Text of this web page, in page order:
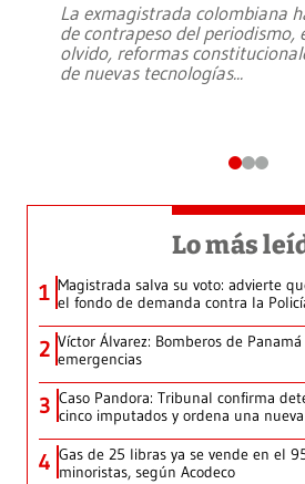
La exmagistrada colombiana
de contrapeso del periodismo,
olvido, reformas
de nuevas tecnologías...
Lo más
1 Magistrada salva su voto: advierte
el fondo de demanda contra la
2 Víctor Álvarez: Bomberos de
emergencias
3 Caso Pandora: Tribunal confirma
cinco imputados y ordena una
4 Gas de 25 libras ya se vende en el
minoristas, según Acodeco